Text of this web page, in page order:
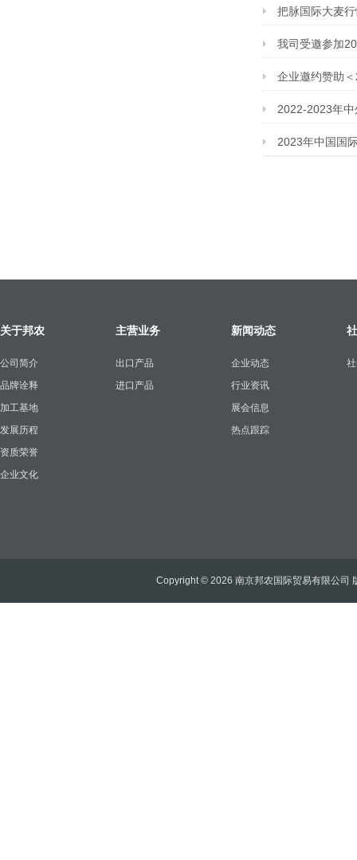
把脉国际大麦
我司受邀参加
企业邀约赞助
2022-2023年
2023年中国国
关于邦农
公司简介
品牌诠释
加工基地
发展历程
资质荣誉
企业文化
主营业务
出口产品
进口产品
新闻动态
企业动态
行业资讯
展会信息
热点跟踪
Copyright © 2026 南京邦农国际贸易有限公司